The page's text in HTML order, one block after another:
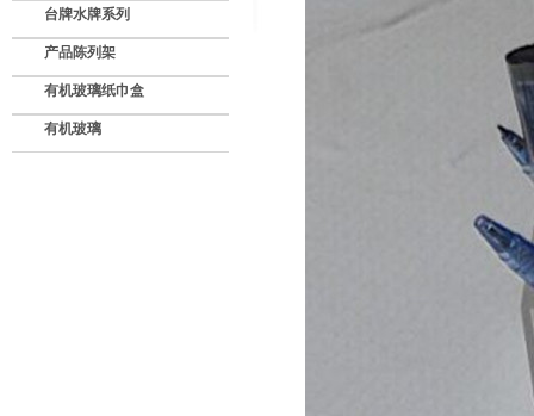
台牌水牌系列
产品陈列架
有机玻璃纸巾盒
有机玻璃